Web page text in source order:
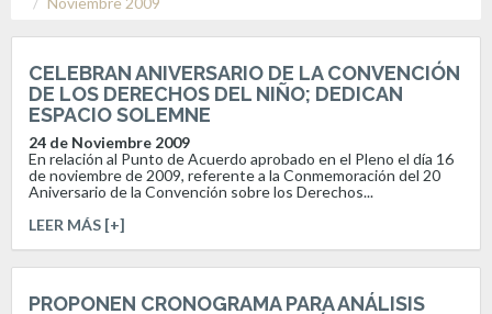
CELEBRAN ANIVERSARIO DE LA CONVENCIÓN
DE LOS DERECHOS DEL NIÑO; DEDICAN
ESPACIO SOLEMNE
24 de Noviembre 2009
En relación al Punto de Acuerdo aprobado en el Pleno el día 16
de noviembre de 2009, referente a la Conmemoración del 20
Aniversario de la Convención sobre los Derechos...
LEER MÁS [+]
PROPONEN CRONOGRAMA PARA ANÁLISIS